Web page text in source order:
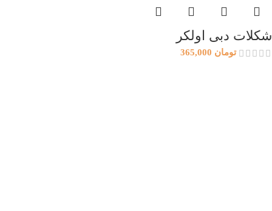
شکلات دبی اولکر
تومان